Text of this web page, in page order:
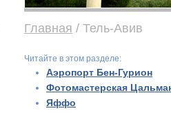
Главная / Тель-Авив
Читайте в этом разделе:
Аэропорт Бен-Гурион
Фотомастерская
Яффо